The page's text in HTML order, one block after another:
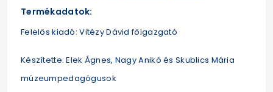
Termékadatok:
Felelős kiadó: Vitézy Dávid főigazgató
Készítette: Elek Ágnes, Nagy Anikó és Skublics Mária
múzeumpedagógusok